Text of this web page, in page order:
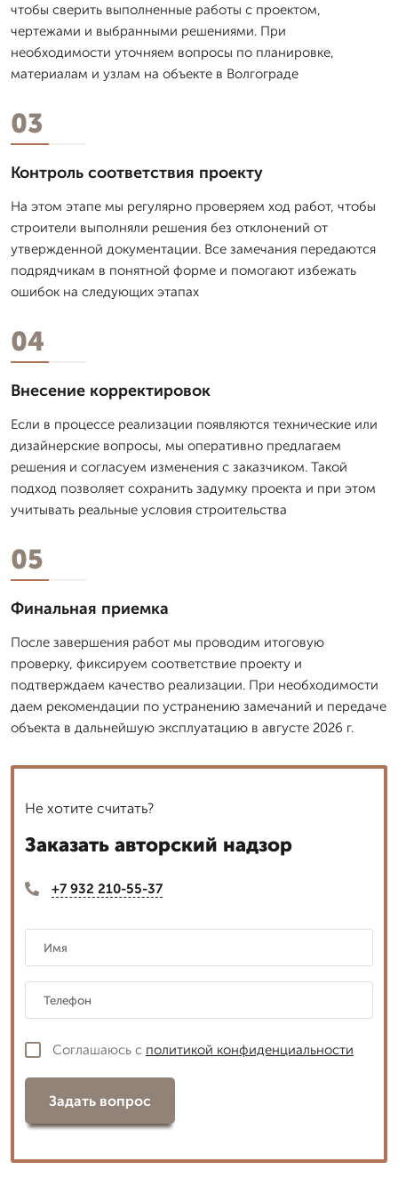
чтобы сверить выполненные работы с проектом,
чертежами и выбранными решениями. При
необходимости уточняем вопросы по планировке,
материалам и узлам на объекте в Волгограде
03
Контроль соответствия проекту
На этом этапе мы регулярно проверяем ход работ, чтобы
строители выполняли решения без отклонений от
утвержденной документации. Все замечания передаются
подрядчикам в понятной форме и помогают избежать
ошибок на следующих этапах
04
Внесение корректировок
Если в процессе реализации появляются технические или
дизайнерские вопросы, мы оперативно предлагаем
решения и согласуем изменения с заказчиком. Такой
подход позволяет сохранить задумку проекта и при этом
учитывать реальные условия строительства
05
Финальная приемка
После завершения работ мы проводим итоговую
проверку, фиксируем соответствие проекту и
подтверждаем качество реализации. При необходимости
даем рекомендации по устранению замечаний и передаче
объекта в дальнейшую эксплуатацию в августе 2026 г.
Не хотите считать?
Заказать авторский надзор
+7 932 210-55-37
Соглашаюсь с политикой конфиденциальности
Задать вопрос